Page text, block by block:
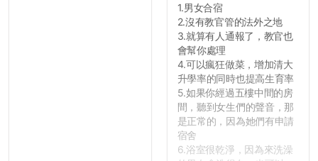
1.男女合宿
2.沒有教官管的法外之地
3.就算有人通報了，教官也
會幫你處理
4.可以瘋狂做菜，增加清大
升學率的同時也提高生育率
5.如果你經過五樓中間的房
間，聽到女生們的聲音，那
是正常的，因為她們有申請
宿舍
6.浴室很乾淨，因為來洗澡